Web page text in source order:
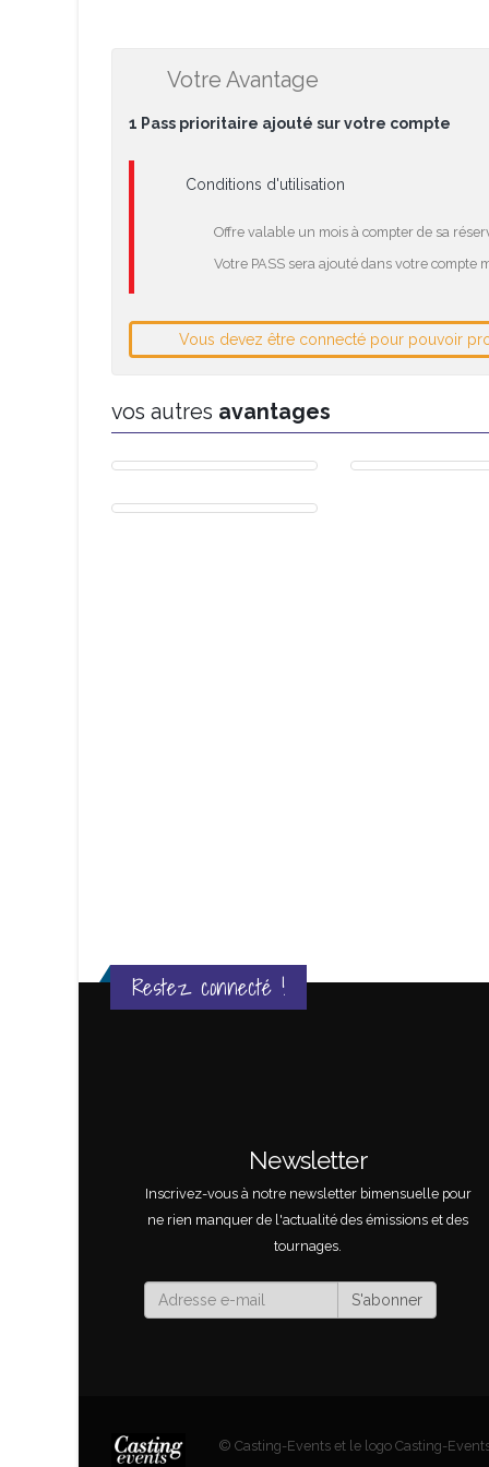
Votre Avantage
1 Pass prioritaire ajouté sur votre compte
Conditions d'utilisation
Offre valable un mois à compter de sa
Votre PASS sera ajouté dans votre compte
Vous devez être connecté pour pouvoir
vos autres avantages
Restez connecté !
Newsletter
Inscrivez-vous à notre newsletter bimensuelle pour
ne rien manquer de l'actualité des émissions et des
tournages.
S'abonner
Fondation Brigitte Bardot
© Casting-Events et le logo Casting-